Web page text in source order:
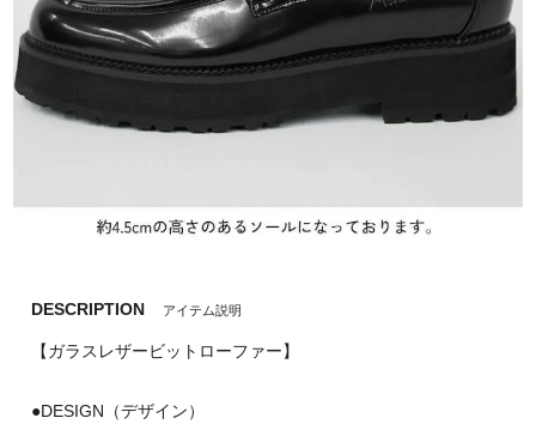
DESCRIPTION アイテム説明
【ガラスレザービットローファー】
●DESIGN（デザイン）